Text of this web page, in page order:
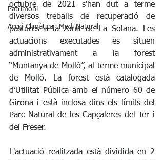
Patrimoni
Acció Climàtica i Medi Natural
octubre de 2021 s'han dut a terme
diversos treballs de recuperació de
pastures a la zona de La Solana. Les
actuacions executades es situen
administrativament a la forest
“Muntanya de Molló”, al terme municipal
de Molló. La forest està catalogada
d’Utilitat Pública amb el número 60 de
Girona i està inclosa dins els límits del
Parc Natural de les Capçaleres del Ter i
del Freser.
L'actuació realitzada està dividida en 2